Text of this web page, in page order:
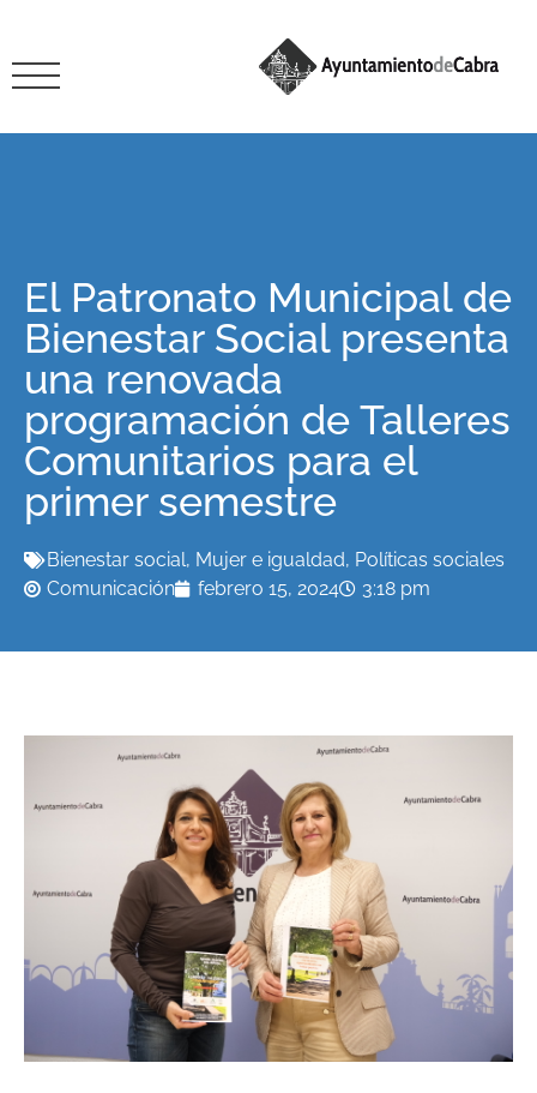
El Patronato Municipal de
Bienestar Social presenta
una renovada
programación de Talleres
Comunitarios para el
primer semestre
Bienestar social, Mujer e igualdad, Políticas sociales
Comunicación
febrero 15, 2024 3:18 pm